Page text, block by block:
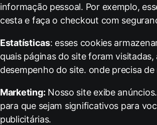
informação pessoal. Por exemplo,
cesta e faça o checkout com
Estatísticas: esses cookies
quais páginas do site foram
desempenho do site. onde precisa de
Marketing: Nosso site exibe
para que sejam significativos para
publicitárias.